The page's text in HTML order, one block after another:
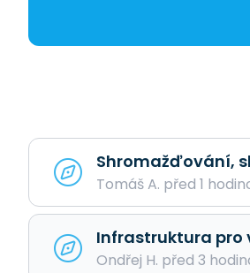
Shromažďování,
Tomáš A. před 1
Infrastruktura pro
Ondřej H. před 3